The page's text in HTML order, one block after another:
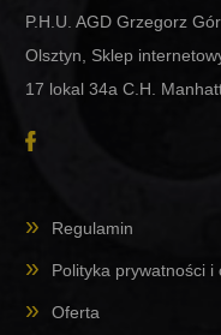
P.H.U. AGD Grzegorz
Olsztyn, Sklep
17 lokal 34a C.H.
Regulamin
Polityka prywatności i
Oferta